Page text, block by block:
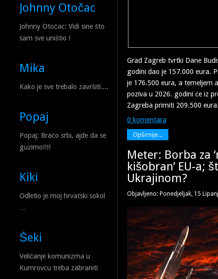
Johnny Otočac
Johnny Otočac: Vidi sine što
sam sve uništio !
Mika
Kako je sve trebalo završiti....
Popaj
Popaj: Braćo srbi, ajde da se
guzimo!!!!
Kiki
Odletio je moj hrvatski sokol
Šeki
Veličanje komunizma u
Kumrovcu treba zabraniti
Grad Zagreb tvrtki Dane
godini dao je 157.000 eura.
je 176.500 eura, a temeljem
poziva u 2026. godini će iz
Zagreba primiti 209.500
0 komentara
Opširnije...
Meter: Borba za
kišobran’ EU-a;
Ukrajinom?
Objavljeno: Ponedjeljak, 15